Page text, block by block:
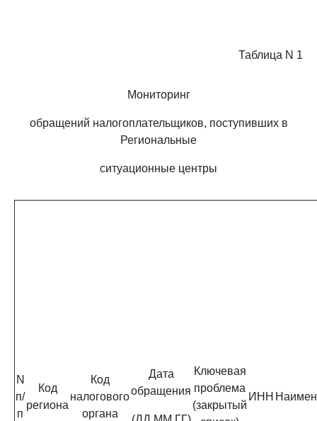
Таблица N 1
Мониторинг
обращений налогоплательщиков, поступивших в
Региональные
ситуационные центры
N
п/
п
Код
региона
Код
налогового
органа
Дата
обращения
Ключевая
проблема
(закрытый
ИНН